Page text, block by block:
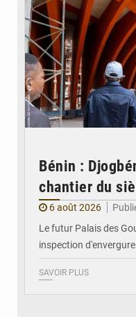
Bénin :
chantier du
6 août 2026
Le futur Palais des
inspection
SAVOIR PLUS